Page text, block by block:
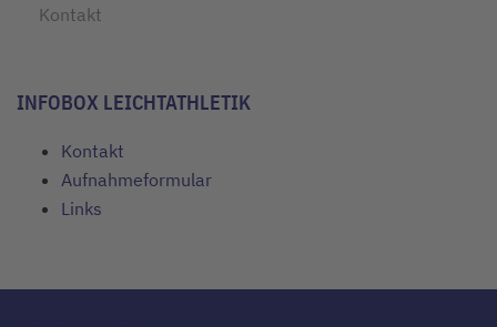
Kontakt
INFOBOX LEICHTATHLETIK
Kontakt
Aufnahmeformular
Links